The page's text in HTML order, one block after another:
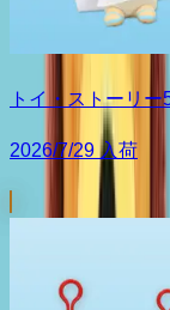
トイ・ストーリ
2026/7/29 入荷